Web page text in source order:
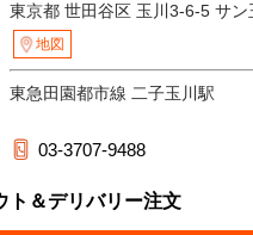
東京都 世田谷区 玉川3-6-5 サ
地図
東急田園都市線 二子玉川駅
03-3707-9488
ト＆デリバリー注文